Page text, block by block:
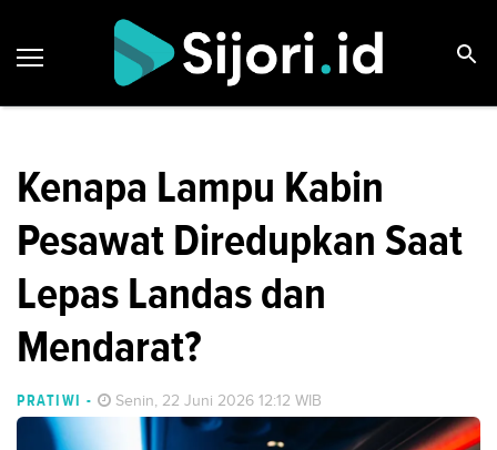
Kenapa Lampu Kabin
Pesawat Diredupkan Saat
Lepas Landas dan
Mendarat?
PRATIWI - Senin, 22 Juni 2026 12:12 WIB